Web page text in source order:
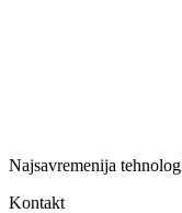
Najsavremenija
Kontakt